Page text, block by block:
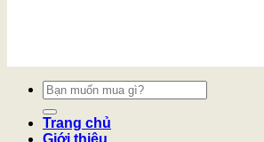
Tìm
kiếm:
Trang chủ
Giới thiệu